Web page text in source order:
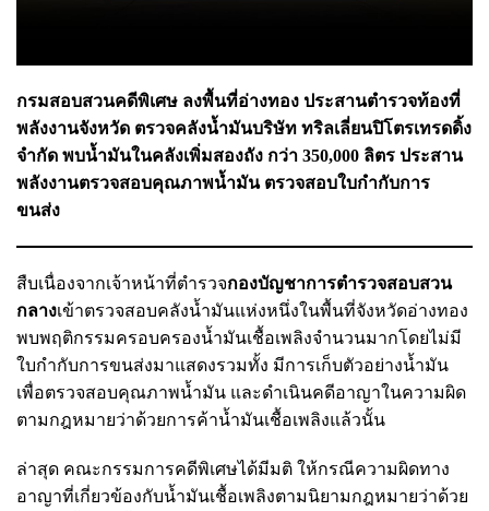
กรมสอบสวนคดีพิเศษ ลงพื้นที่อ่างทอง ประสานตำรวจท้องที่
พลังงานจังหวัด ตรวจคลังน้ำมันบริษัท ทริลเลี่ยนปิโตรเทรดดิ้ง
จำกัด พบน้ำมันในคลังเพิ่มสองถัง กว่า 350,000 ลิตร ประสาน
พลังงานตรวจสอบคุณภาพน้ำมัน ตรวจสอบใบกำกับการ
ขนส่ง
สืบเนื่องจากเจ้าหน้าที่ตำรวจกองบัญชาการตำรวจสอบสวน
กลางเข้าตรวจสอบคลังน้ำมันแห่งหนึ่งในพื้นที่จังหวัดอ่างทอง
พบพฤติกรรมครอบครองน้ำมันเชื้อเพลิงจำนวนมากโดยไม่มี
ใบกำกับการขนส่งมาแสดงรวมทั้ง มีการเก็บตัวอย่างน้ำมัน
เพื่อตรวจสอบคุณภาพน้ำมัน และดำเนินคดีอาญาในความผิด
ตามกฎหมายว่าด้วยการค้าน้ำมันเชื้อเพลิงแล้วนั้น
ล่าสุด คณะกรรมการคดีพิเศษได้มีมติ ให้กรณีความผิดทาง
อาญาที่เกี่ยวข้องกับน้ำมันเชื้อเพลิงตามนิยามกฎหมายว่าด้วย